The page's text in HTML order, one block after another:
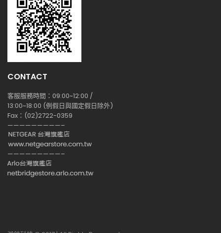
CONTACT
客服服務時間：09:00~12:00 /
13:00~18:00 (例假日與國定假日除外)
Fax：(02)2722-0359
—————————–
—————————–